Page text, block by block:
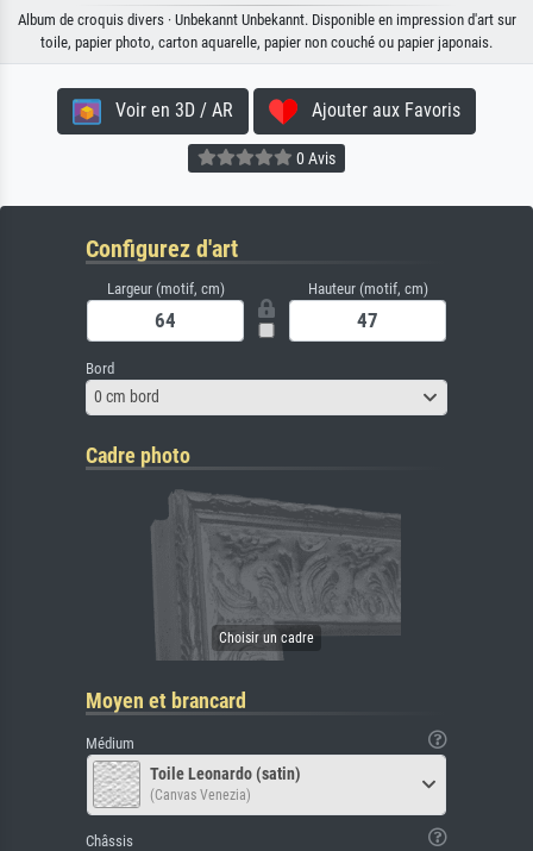
Album de croquis divers · Unbekannt Unbekannt. Disponible en impression d'art sur
toile, papier photo, carton aquarelle, papier non couché ou papier japonais.
Voir en 3D / AR Ajouter aux Favoris
0 Avis
Configurez d'art
Largeur (motif, cm) Hauteur (motif, cm)
Bord
0 cm bord
Cadre photo
Moyen et brancard
Médium
Toile Leonardo (satin)
(Canvas Venezia)
Châssis